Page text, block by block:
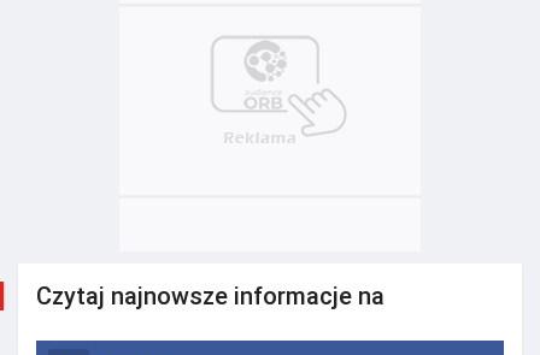
Czytaj najnowsze informacje na